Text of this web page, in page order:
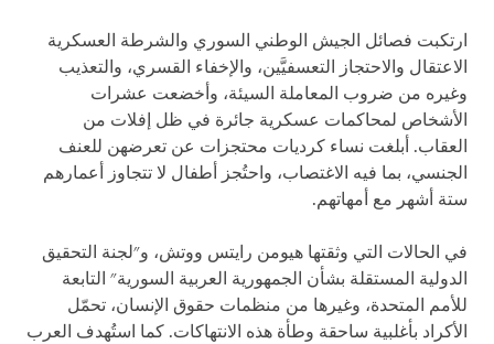
ارتكبت فصائل الجيش الوطني السوري والشرطة العسكرية
الاعتقال والاحتجاز التعسفيَّين، والإخفاء القسري، والتعذيب
وغيره من ضروب المعاملة السيئة، وأخضعت عشرات
الأشخاص لمحاكمات عسكرية جائرة في ظل إفلات من
العقاب. أبلغت نساء كرديات محتجزات عن تعرضهن للعنف
الجنسي، بما فيه الاغتصاب، واحتُجز أطفال لا تتجاوز أعمارهم
ستة أشهر مع أمهاتهم.
في الحالات التي وثقتها هيومن رايتس ووتش، و"لجنة التحقيق
الدولية المستقلة بشأن الجمهورية العربية السورية" التابعة
للأمم المتحدة، وغيرها من منظمات حقوق الإنسان، تحمّل
الأكراد بأغلبية ساحقة وطأة هذه الانتهاكات. كما استُهدف العرب